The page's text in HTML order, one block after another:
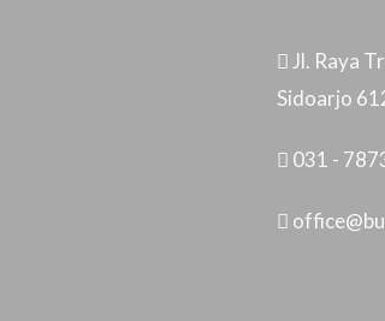
Jl. Raya
Sidoarjo
031 -